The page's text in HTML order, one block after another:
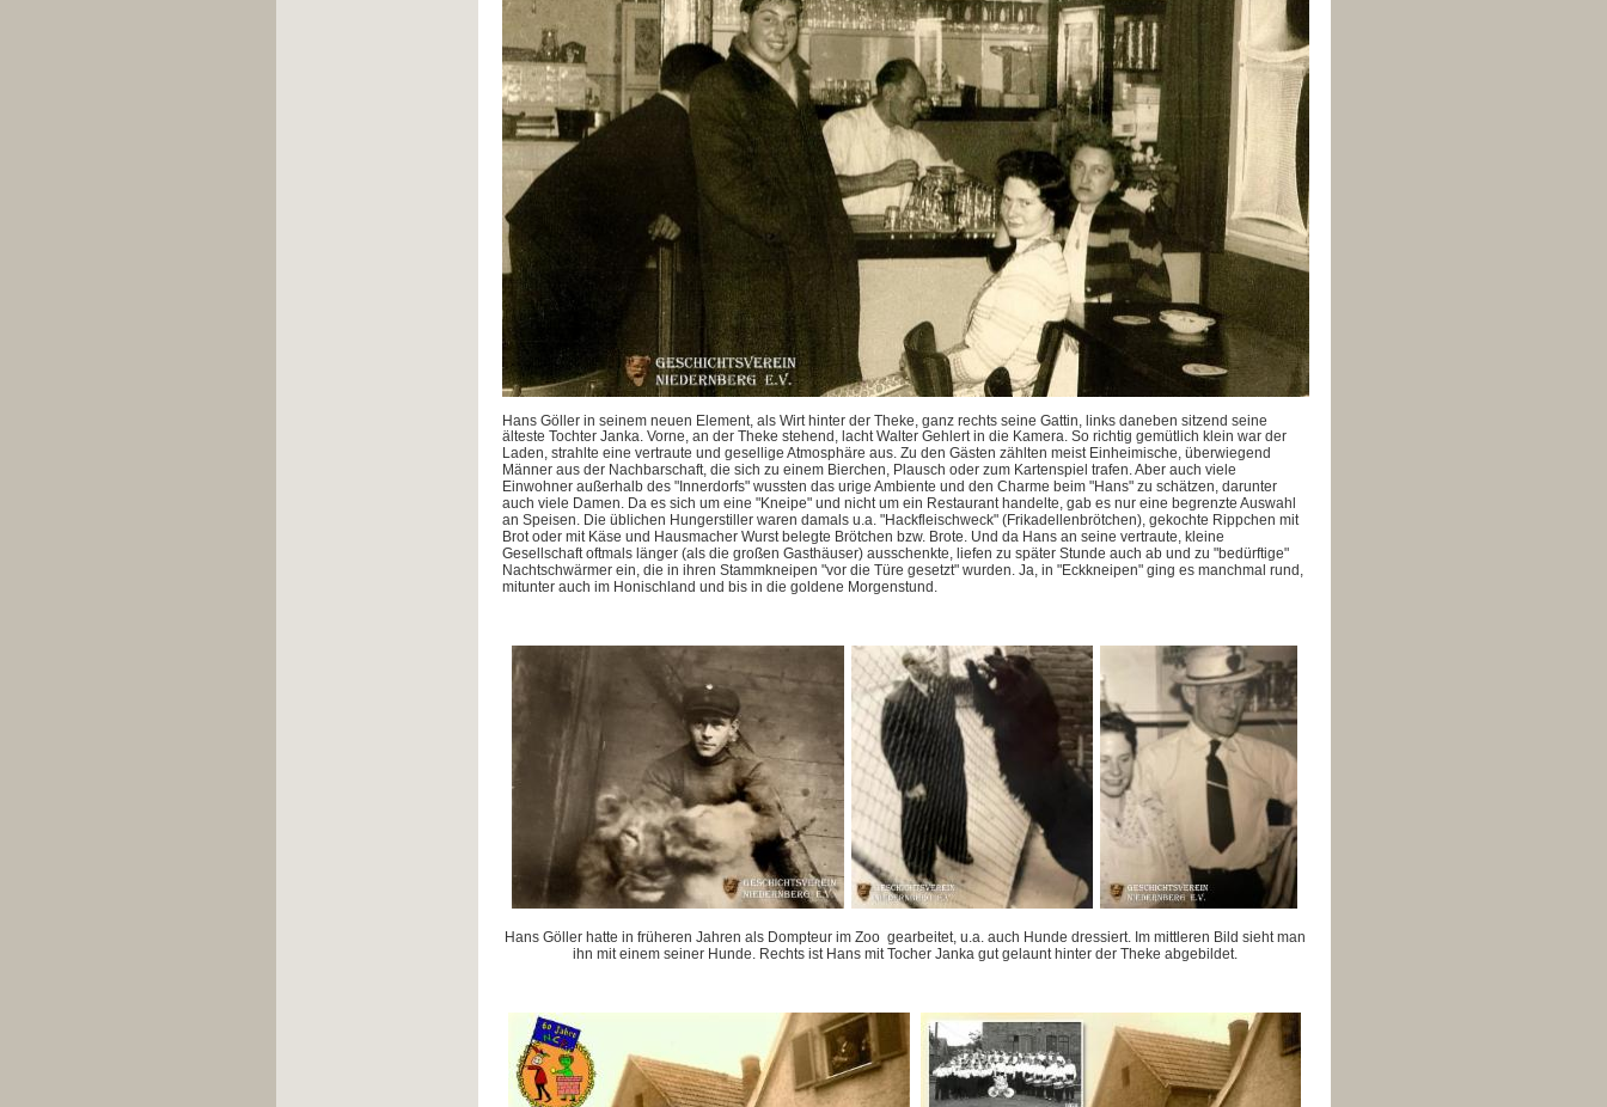
Hans Göller in seinem neuen Element, als Wirt hinter der Theke, ganz rechts seine Gattin, links daneben sitzend seine
älteste Tochter Janka. Vorne, an der Theke stehend, lacht Walter Gehlert in die Kamera. So richtig gemütlich klein war der
Laden, strahlte eine vertraute und gesellige Atmosphäre aus. Zu den Gästen zählten meist Einheimische, überwiegend
Männer aus der Nachbarschaft, die sich zu einem Bierchen, Plausch oder zum Kartenspiel trafen. Aber auch viele
Einwohner außerhalb des "Innerdorfs" wussten das urige Ambiente und den Charme beim "Hans" zu schätzen, darunter
auch viele Damen. Da es sich um eine "Kneipe" und nicht um ein Restaurant handelte, gab es nur eine begrenzte Auswahl
an Speisen. Die üblichen Hungerstiller waren damals u.a. "Hackfleischweck" (Frikadellenbrötchen), gekochte Rippchen mit
Brot oder mit Käse und Hausmacher Wurst belegte Brötchen bzw. Brote. Und da Hans an seine vertraute, kleine
Gesellschaft oftmals länger (als die großen Gasthäuser) ausschenkte, liefen zu später Stunde auch ab und zu "bedürftige"
Nachtschwärmer ein, die in ihren Stammkneipen "vor die Türe gesetzt" wurden. Ja, in "Eckkneipen" ging es manchmal rund,
mitunter auch im Honischland und bis in die goldene Morgenstund.
Hans Göller hatte in früheren Jahren als Dompteurim Zoo gearbeitet, u.a. auch Hunde dressiert. Im mittleren Bild sieht man
ihn mit einem seiner Hunde. Rechts ist Hans mit Tocher Janka gut gelaunt hinter der Theke abgebildet.